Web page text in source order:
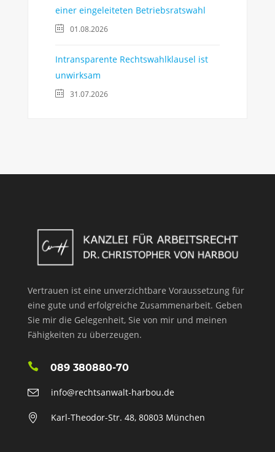
einer eingeleiteten Betriebsratswahl
01.08.2026
Intransparente Rechtswahlklausel ist
unwirksam
31.07.2026
Vertrauen ist eine unverzichtbare Voraussetzung für
eine gute und erfolgreiche Zusammenarbeit. Geben
Sie mir die Gelegenheit, Sie von mir und meinen
Fähigkeiten zu überzeugen.
089 380880-70
info@rechtsanwalt-harbou.de
Karl-Theodor-Str. 48, 80803 München